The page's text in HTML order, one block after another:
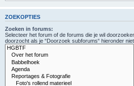
ZOEKOPTIES
Zoeken in forums:
Selecteer het forum of de forums die je wil
doorzocht als je “Doorzoek subforums“ hieronder